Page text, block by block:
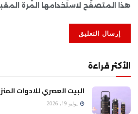
هذا المتصفح لاستخدامها المرة
الأكثر قراءة
البيت العصري للادوات
يوليو 19, 2026